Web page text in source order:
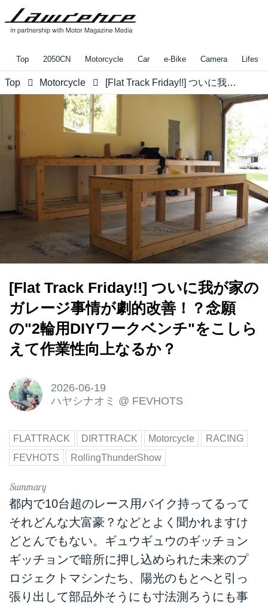
Top 2050CN Motorcycle Car e-Bike Camera
Top Motorcycle [Flat Track Friday!!] ついに我が家のガレージ事情が劇的改善！？念願の"2輪用DIYワークベンチ"をこしらえて作業性向上なるか？
[Flat Track Friday!!] ついに我が家の
ガレージ事情が劇的改善！？念願
の"2輪用DIYワークベンチ"をこしら
えて作業性向上なるか？
2026-06-19
ハヤシナオミ @ FEVHOTS
FLATTRACK DIRTTRACK Motorcycle
RACING
FEVHOTS
RollingThunderShow
都内で10台超のレース用バイク持ってるって
それどんな大富豪？などとよく聞かれますけ
どとんでもない。ギュウギュウのギッチョン
ギッチョンで暗所に押し込められた未来のプ
ロジェクトマシンたち、陽光のもとへと引っ
張り出して部品外そうにも寸法測ろうにも事